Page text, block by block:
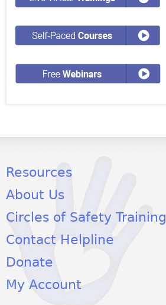
Resources
About Us
Circles of Safety Training
Contact Helpline
Donate
My Account